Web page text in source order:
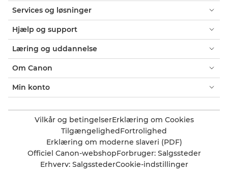
Services og løsninger
Hjælp og support
Læring og uddannelse
Om Canon
Min konto
Vilkår og betingelserErklæring om Cookies
TilgængelighedFortrolighed
Erklæring om moderne slaveri (PDF)
Officiel Canon-webshopForbruger: Salgssteder
Erhverv: SalgsstederCookie-indstillinger